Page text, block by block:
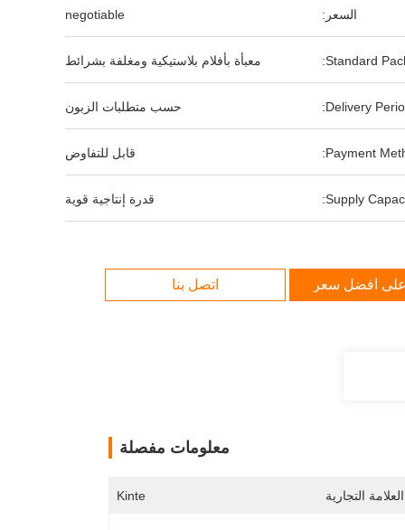
السعر: negotiable
Standard معبأة بأفلام بلاستيكية ومغلفة بشرائط
Delivery حسب متطلبات الزبون
Payment قابل للتفاوض
Supply قدرة إنتاجية قوية
أفضل سعر اتصل بنا
معلومات مفصلة
التجارية Kinte